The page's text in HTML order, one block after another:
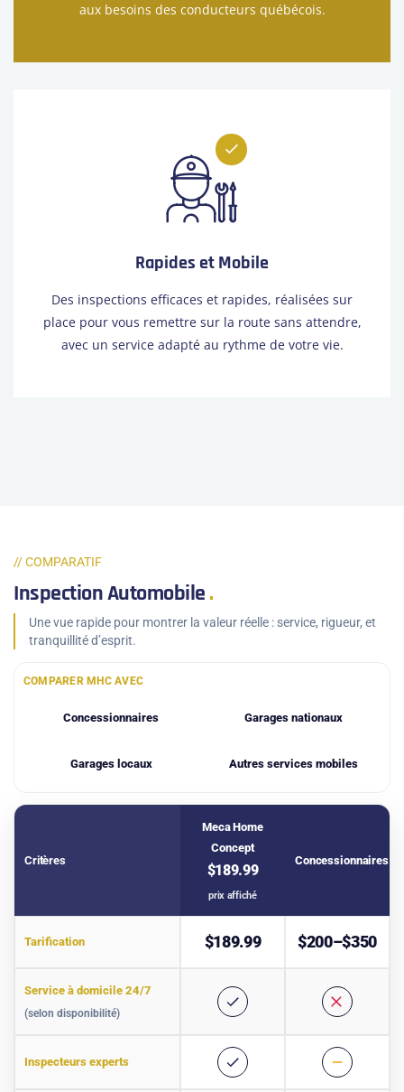
aux besoins des conducteurs québécois.
Rapides et Mobile
Des inspections efficaces et rapides, réalisées sur
place pour vous remettre sur la route sans attendre,
avec un service adapté au rythme de votre vie.
// COMPARATIF
Inspection Automobile .
Une vue rapide pour montrer la valeur réelle : service, rigueur, et
tranquillité d’esprit.
COMPARER MHC AVEC
Concessionnaires Garages nationaux
Garages locaux Autres services mobiles
Critères
Meca Home
Concept
$189.99
prix affiché
Concessionnaires
Tarification $189.99 $200–$350
Service à domicile 24/7
(selon disponibilité)
Inspecteurs experts